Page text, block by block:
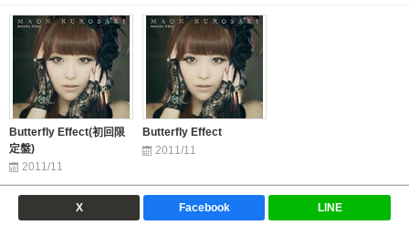
Butterfly Effect(初回限
定盤)
2011/11
Butterfly Effect
2011/11
X Facebook LINE